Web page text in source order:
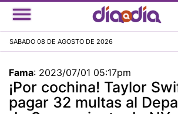
Pasar
al
principal
SABADO 08 DE AGOSTO DE 2026
Fama: 2023/07/01 05:17pm
¡Por cochina! Taylor
pagar 32 multas al